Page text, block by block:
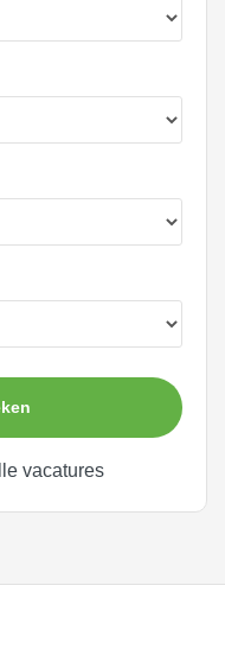
vacatures